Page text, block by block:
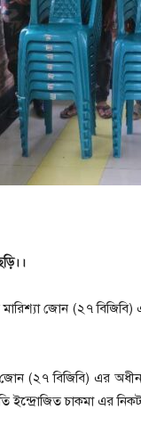
মারিশ্যা জোন (২৭
(২৭ বিজিবি) এর
চাকমা এর নিকট